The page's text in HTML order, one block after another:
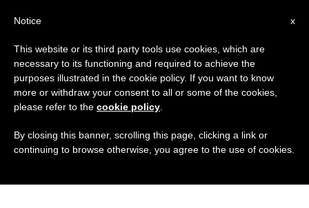
x
Notice
This website or its third party tools use cookies, which are
necessary to its functioning and required to achieve the
purposes illustrated in the cookie policy. If you want to know
more or withdraw your consent to all or some of the cookies,
please refer to the cookie policy
By closing this banner, scrolling this page, clicking a link or
continuing to browse otherwise, you agree to the use of cookies.